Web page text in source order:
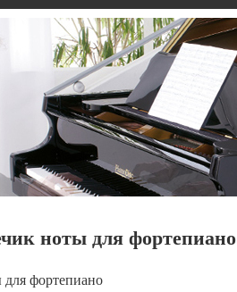
ноты для фортепиано
для фортепиано